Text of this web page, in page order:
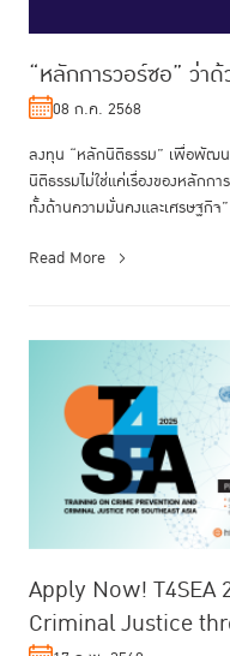
“หลักการวอร์ซอ” ว่า
08 ก.ค. 2568
ลงทุน “หลักนิติธรรม” เพื่อพัฒ
นิติธรรมไม่ใช่แค่เรื่องของหลักก
ทั้งด้านความมั่นคงและเศรษฐกิจ
Read More
Apply Now! T4SEA
Criminal Justice